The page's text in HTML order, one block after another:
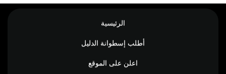
الرئيسية
أطلب إسطوانة الدليل
اعلن على الموقع